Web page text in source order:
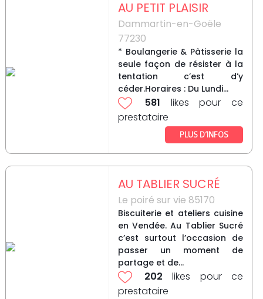
AU PETIT PLAISIR
Dammartin-en-Goële
77230
* Boulangerie & Pâtisserie la
seule façon de résister à la
tentation c’est d’y
céder.Horaires : Du Lundi...
581 likes pour ce
prestataire
PLUS D’INFOS
AU TABLIER SUCRÉ
Le poiré sur vie 85170
Biscuiterie et ateliers cuisine
en Vendée. Au Tablier Sucré
c’est surtout l’occasion de
passer un moment de
partage et de...
202 likes pour ce
prestataire